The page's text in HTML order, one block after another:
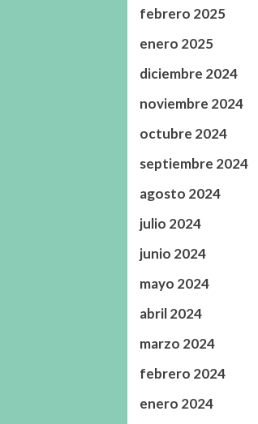
febrero 2025
enero 2025
diciembre 2024
noviembre 2024
octubre 2024
septiembre 2024
agosto 2024
julio 2024
junio 2024
mayo 2024
abril 2024
marzo 2024
febrero 2024
enero 2024